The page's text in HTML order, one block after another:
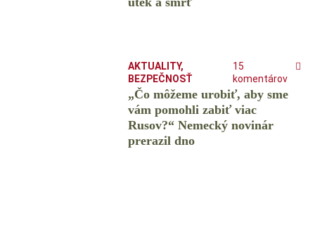
AKTUALITY,
BEZPEČNOSŤ
15
komentárov
„Čo môžeme urobiť, aby sme
vám pomohli zabiť viac
Rusov?“ Nemecký novinár
prerazil dno